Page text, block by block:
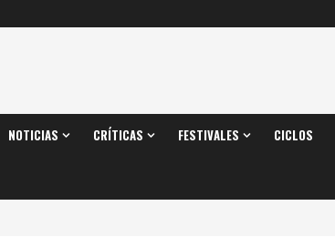
NOTICIAS CRÍTICAS FESTIVALES CICLOS